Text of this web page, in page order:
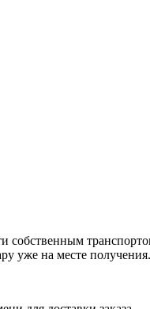
собственным
уже на месте получения.